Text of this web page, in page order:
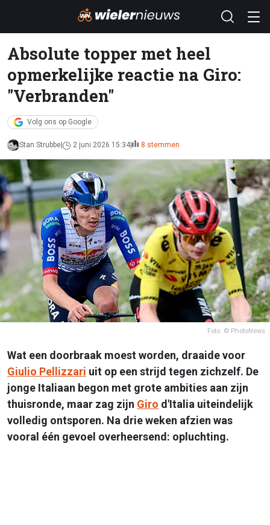
Absolute topper met heel
opmerkelijke reactie na Giro:
"Verbranden"
Volg ons op Google
Stan Strubbe 2 juni 2026 15:34 8 stemmen
Foto: © PhotoNews
Wat een doorbraak moest worden, draaide voor
Giulio Pellizzari uit op een strijd tegen zichzelf. De
jonge Italiaan begon met grote ambities aan zijn
thuisronde, maar zag zijn Giro d'Italia uiteindelijk
volledig ontsporen. Na drie weken afzien was
vooral één gevoel overheersend: opluchting.